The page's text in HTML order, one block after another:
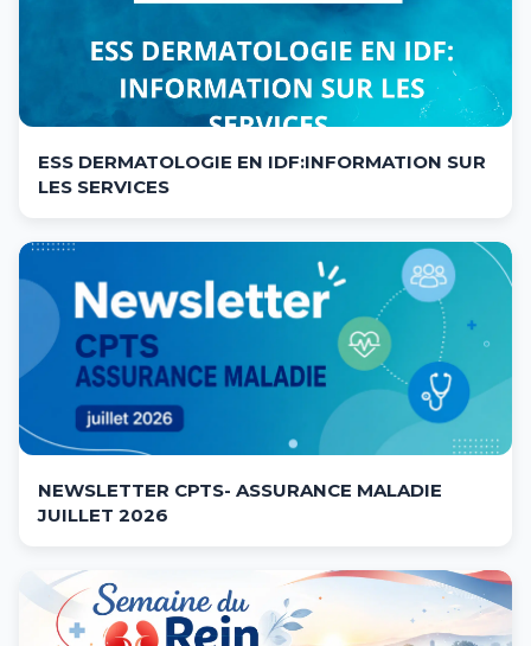
ESS DERMATOLOGIE EN IDF:INFORMATION SUR
LES SERVICES
NEWSLETTER CPTS- ASSURANCE MALADIE
JUILLET 2026